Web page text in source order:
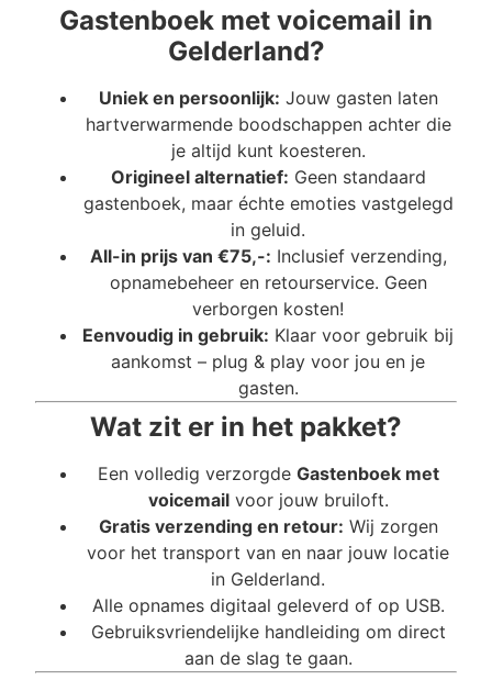
Gastenboek met voicemail in
Gelderland?
Uniek en persoonlijk: Jouw gasten laten
hartverwarmende boodschappen achter die
je altijd kunt koesteren.
Origineel alternatief: Geen standaard
gastenboek, maar échte emoties vastgelegd
in geluid.
All-in prijs van €75,-: Inclusief verzending,
opnamebeheer en retourservice. Geen
verborgen kosten!
Eenvoudig in gebruik: Klaar voor gebruik bij
aankomst – plug & play voor jou en je
gasten.
Wat zit er in het pakket?
Een volledig verzorgde Gastenboek met
voicemailvoor jouw bruiloft.
Gratis verzending en retour: Wij zorgen
voor het transport van en naar jouw locatie
in Gelderland.
Alle opnames digitaal geleverd of op USB.
Gebruiksvriendelijke handleiding om direct
aan de slag te gaan.